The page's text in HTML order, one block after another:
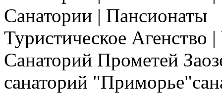
Санатории | Пансионаты
Туристическое Агенство
Санаторий Прометей
санаторий